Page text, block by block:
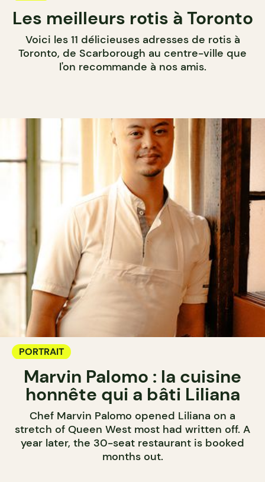
Les meilleurs rotis à Toronto
Voici les 11 délicieuses adresses de rotis à
Toronto, de Scarborough au centre-ville que
l'on recommande à nos amis.
PORTRAIT
Marvin Palomo : la cuisine
honnête qui a bâti Liliana
Chef Marvin Palomo opened Liliana on a
stretch of Queen West most had written off. A
year later, the 30-seat restaurant is booked
months out.